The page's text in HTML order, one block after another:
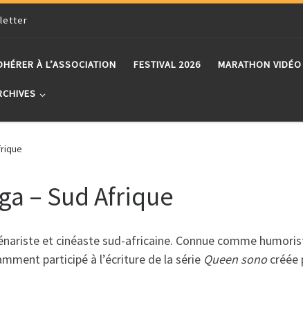
À L’ASSOCIATION FESTIVAL 2026 MARATHON
– Sud Afrique
et cinéaste sud-africaine. Connue comme
participé à l’écriture de la série Queen sonocréée